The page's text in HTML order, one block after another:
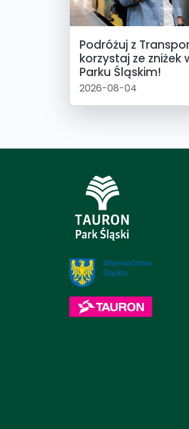
Podróżuj z
korzystaj ze zniżek
Parku Śląskim!
2026-08-04